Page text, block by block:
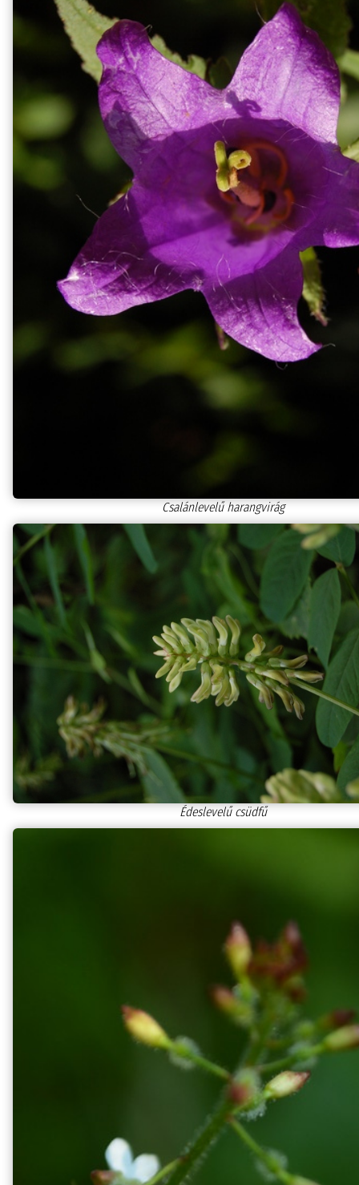
Csalánlevelű harangvirág
Édeslevelű csüdfű